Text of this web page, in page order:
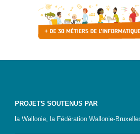
PROJETS SOUTENUS PAR
la Wallonie , la Fédération Wallonie-